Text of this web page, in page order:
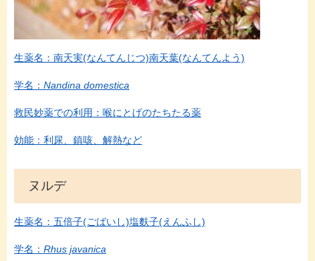
生薬名：南天実(なんてんじつ)南天葉(なんてんよう)
学名： Nandina domestica
救民妙薬での利用：喉にとげのたちたる薬
効能：利尿、鎮咳、解熱など
ヌルデ
生薬名：五倍子(ごばいし)塩麩子(えんふし)
学名： Rhus javanica